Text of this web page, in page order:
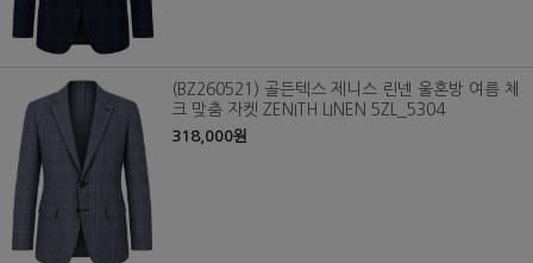
(BZ260521) 골든텍스 제니스 린넨 울혼방 여름 체
크 맞춤 자켓 ZENITH LINEN 5ZL_5304
318,000원